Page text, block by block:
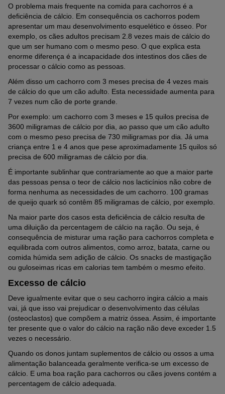
O problema mais frequente na comida para cachorros é a
deficiência de cálcio. Em consequência os cachorros podem
apresentar um mau desenvolvimento esquelético e ósseo. Por
exemplo, os cães adultos precisam 2.8 vezes mais de cálcio do
que um ser humano com o mesmo peso. O que explica esta
enorme diferença é a incapacidade dos intestinos dos cães de
processar o cálcio como as pessoas.
Além disso um cachorro com 3 meses precisa de 4 vezes mais
de cálcio do que um cão adulto. Esta necessidade aumenta para
7 vezes num cão de porte grande.
Por exemplo: um cachorro com 3 meses e 15 quilos precisa de
3600 miligramas de cálcio por dia, ao passo que um cão adulto
com o mesmo peso precisa de 730 miligramas por dia. Já uma
criança entre 1 e 4 anos que pese aproximadamente 15 quilos só
precisa de 600 miligramas de cálcio por dia.
É importante sublinhar que contrariamente ao que a maior parte
das pessoas pensa o teor de cálcio nos lacticínios não cobre de
forma nenhuma as necessidades de um cachorro. 100 gramas
de queijo quark só contêm 85 miligramas de cálcio, por exemplo.
Na maior parte dos casos esta deficiência de cálcio resulta de
uma diluição da percentagem de cálcio na ração. Ou seja, é
consequência de misturar uma ração para cachorros completa e
equilibrada com outros alimentos, como arroz, batata, carne ou
comida húmida sem adição de cálcio. Os snacks de mastigação
ou guloseimas ricas em calorias tem também o mesmo efeito.
Excesso de cálcio
Deve igualmente evitar que o seu cachorro ingira cálcio a mais
vai, já que isso vai prejudicar o desenvolvimento das células
(osteoclastos) que compõem a matriz óssea. Assim, é importante
ter presente que o valor do cálcio na ração não deve exceder 1.5
vezes o necessário.
Quando os donos juntam suplementos de cálcio ou ossos a uma
alimentação balanceada geralmente verifica-se um excesso de
cálcio. E uma boa ração para cachorros ou cães jovens contém a
percentagem de cálcio adequada.